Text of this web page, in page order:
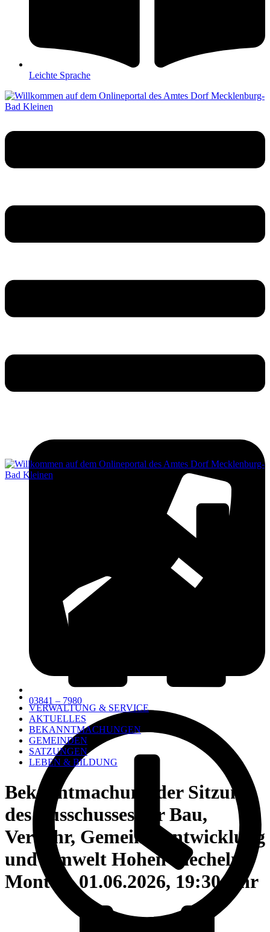
Leichte Sprache
03841 – 7980
VERWALTUNG & SERVICE
AKTUELLES
BEKANNTMACHUNGEN
GEMEINDEN
SATZUNGEN
LEBEN & BILDUNG
Bekanntmachung der Sitzung
des Ausschusses für Bau,
Verkehr, Gemeindeentwicklung
und Umwelt Hohen Viecheln,
Montag, 01.06.2026, 19:30 Uhr